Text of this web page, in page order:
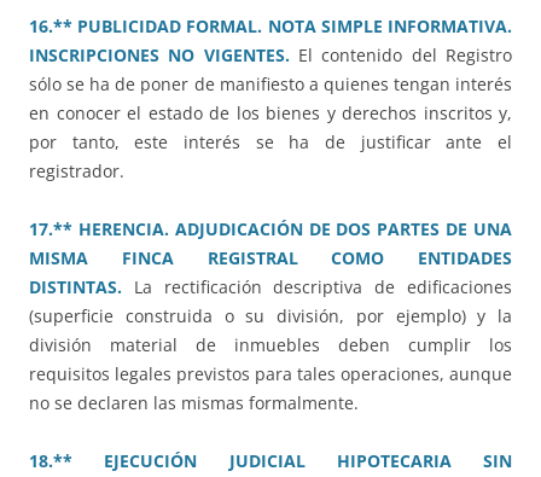
16.** PUBLICIDAD FORMAL. NOTA SIMPLE INFORMATIVA.
INSCRIPCIONES NO VIGENTES. El contenido del Registro
sólo se ha de poner de manifiesto a quienes tengan interés
en conocer el estado de los bienes y derechos inscritos y,
por tanto, este interés se ha de justificar ante el
registrador.
17.** HERENCIA. ADJUDICACIÓN DE DOS PARTES DE UNA
MISMA FINCA REGISTRAL COMO ENTIDADES
DISTINTAS. La rectificación descriptiva de edificaciones
(superficie construida o su división, por ejemplo) y la
división material de inmuebles deben cumplir los
requisitos legales previstos para tales operaciones, aunque
no se declaren las mismas formalmente.
18.** EJECUCIÓN JUDICIAL HIPOTECARIA SIN